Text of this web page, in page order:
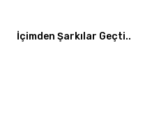
İçimden Şarkılar Geçti..